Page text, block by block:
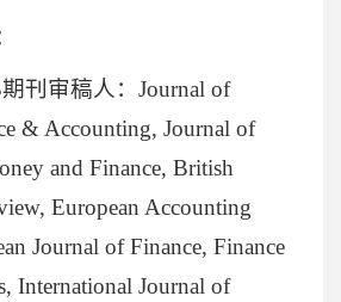
刊审稿人：Journal of
& Accounting, Journal of
and Finance, British
European Accounting
Journal of Finance, Finance
International Journal of